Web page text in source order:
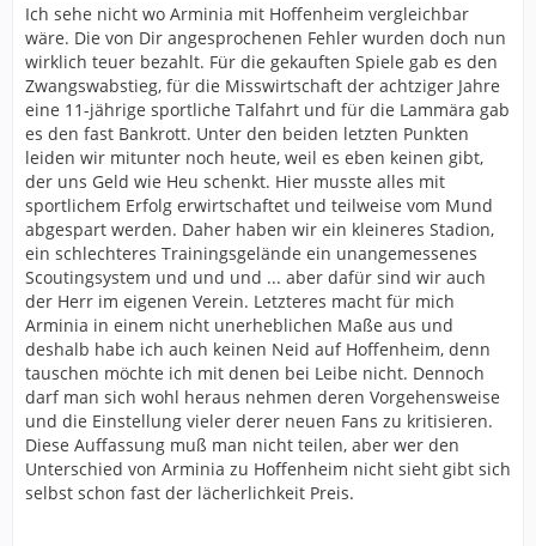
Ich sehe nicht wo Arminia mit Hoffenheim vergleichbar
wäre. Die von Dir angesprochenen Fehler wurden doch nun
wirklich teuer bezahlt. Für die gekauften Spiele gab es den
Zwangswabstieg, für die Misswirtschaft der achtziger Jahre
eine 11-jährige sportliche Talfahrt und für die Lammära gab
es den fast Bankrott. Unter den beiden letzten Punkten
leiden wir mitunter noch heute, weil es eben keinen gibt,
der uns Geld wie Heu schenkt. Hier musste alles mit
sportlichem Erfolg erwirtschaftet und teilweise vom Mund
abgespart werden. Daher haben wir ein kleineres Stadion,
ein schlechteres Trainingsgelände ein unangemessenes
Scoutingsystem und und und ... aber dafür sind wir auch
der Herr im eigenen Verein. Letzteres macht für mich
Arminia in einem nicht unerheblichen Maße aus und
deshalb habe ich auch keinen Neid auf Hoffenheim, denn
tauschen möchte ich mit denen bei Leibe nicht. Dennoch
darf man sich wohl heraus nehmen deren Vorgehensweise
und die Einstellung vieler derer neuen Fans zu kritisieren.
Diese Auffassung muß man nicht teilen, aber wer den
Unterschied von Arminia zu Hoffenheim nicht sieht gibt sich
selbst schon fast der lächerlichkeit Preis.